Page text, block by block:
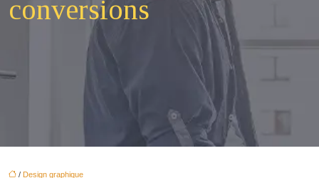
conversions
/ Design graphique